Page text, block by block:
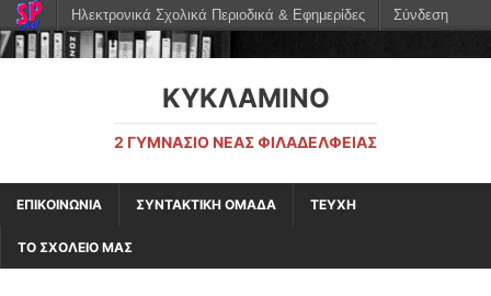
ΚΥΚΛΑΜΙΝΟ
2 ΓΥΜΝΆΣΙΟ ΝΈΑΣ ΦΙΛΑΔΈΛΦΕΙΑΣ
ΕΠΙΚΟΙΝΩΝΙΑ ΣΥΝΤΑΚΤΙΚΗ ΟΜΑΔΑ ΤΕΥΧΗ
ΤΟ ΣΧΟΛΕΙΟ ΜΑΣ
Ηλεκτρονικά Σχολικά Περιοδικά & Εφημερίδες Σύνδεση